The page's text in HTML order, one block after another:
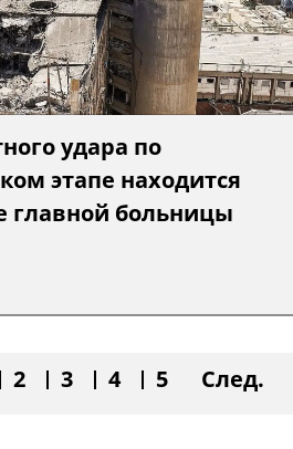
удара по
этапе находится
главной больницы
2 3 4 5 След.